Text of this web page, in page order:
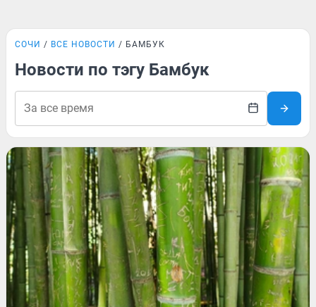
СОЧИ ВСЕ НОВОСТИ БАМБУК
Новости по тэгу Бамбук